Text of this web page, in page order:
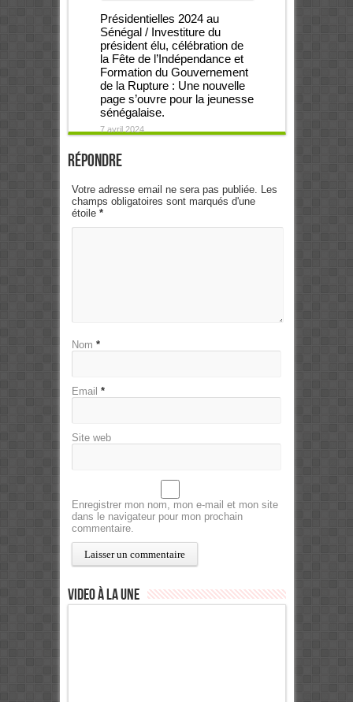
Présidentielles 2024 au
Sénégal / Investiture du
président élu, célébration de
la Fête de l’Indépendance et
Formation du Gouvernement
de la Rupture : Une nouvelle
page s’ouvre pour la jeunesse
sénégalaise.
7 avril 2024
Répondre
Votre adresse email ne sera pas publiée. Les
champs obligatoires sont marqués d'une
étoile *
Nom *
Email *
Site web
Enregistrer mon nom, mon e-mail et mon site
dans le navigateur pour mon prochain
commentaire.
Video à la Une